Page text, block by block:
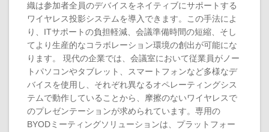
織は参加者全員のデバイスをネイティブにサポートする
ワイヤレス投影システムを導入できます。この手法によ
り、ITサポートの負担軽減、会議準備時間の短縮、そし
てより生産的なコラボレーション環境の創出が可能にな
ります。 現代の企業では、会議室において従業員がノー
トパソコンやタブレット、スマートフォンなど多様なデ
バイスを使用し、それぞれ異なるオペレーティングシス
テムで動作していることから、摩擦のないワイヤレスで
のプレゼンテーションが求められています。専用の
BYODミーティングソリューションは、プラットフォー